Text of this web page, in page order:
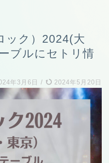
ック）2024(大
ブルにセトリ情
年3月6日 / 2024年5月20日